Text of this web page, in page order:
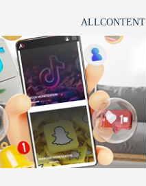
ALLCONTENT